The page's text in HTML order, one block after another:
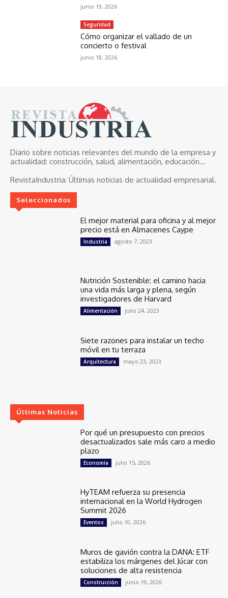
junio 19, 2026
Seguridad
Cómo organizar el vallado de un
concierto o festival
junio 18, 2026
Diario sobre noticias relevantes del mundo de la empresa y
actualidad: construcción, salud, alimentación, educación...
RevistaIndustria: Últimas noticias de actualidad empresarial.
Seleccionados
El mejor material para oficina y al mejor
precio está en Almacenes Caype
Industria agosto 7, 2023
Nutrición Sostenible: el camino hacia
una vida más larga y plena, según
investigadores de Harvard
Alimentación julio 24, 2023
Siete razones para instalar un techo
móvil en tu terraza
Arquitectura mayo 23, 2023
Últimas Noticias
Por qué un presupuesto con precios
desactualizados sale más caro a medio
plazo
Economía julio 15, 2026
HyTEAM refuerza su presencia
internacional en la World Hydrogen
Summit 2026
Eventos julio 10, 2026
Muros de gavión contra la DANA: ETF
estabiliza los márgenes del Júcar con
soluciones de alta resistencia
Construcción junio 19, 2026